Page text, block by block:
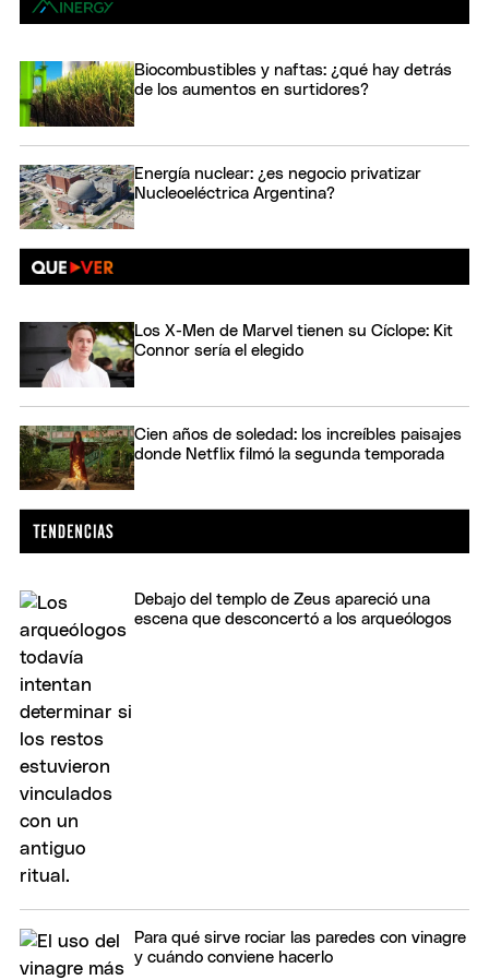
Biocombustibles y naftas: ¿qué hay detrás
de los aumentos en surtidores?
Energía nuclear: ¿es negocio privatizar
Nucleoeléctrica Argentina?
Los X-Men de Marvel tienen su Cíclope: Kit
Connor sería el elegido
Cien años de soledad: los increíbles paisajes
donde Netflix filmó la segunda temporada
Debajo del templo de Zeus apareció una
escena que desconcertó a los arqueólogos
Para qué sirve rociar las paredes con vinagre
y cuándo conviene hacerlo